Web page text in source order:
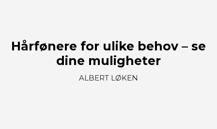
Hårfønere for ulike behov – se
dine muligheter
ALBERT LØKEN